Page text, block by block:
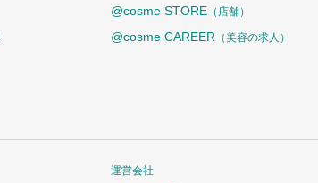
@cosme STORE （店舗）
@cosme CAREER （美容の求人）
運営会社